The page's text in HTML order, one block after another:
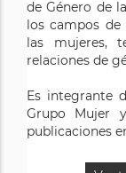
de Género de
los campos
las mujeres,
relaciones de
Es integrante
Grupo Mujer
publicaciones